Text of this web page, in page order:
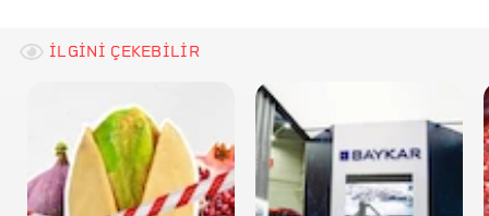
İLGİNİ ÇEKEBİLİR